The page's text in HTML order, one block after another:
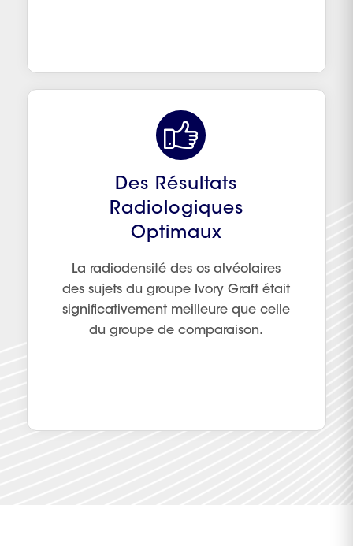
Des Résultats
Radiologiques
Optimaux
La radiodensité des os alvéolaires
des sujets du groupe Ivory Graft était
significativement meilleure que celle
du groupe de comparaison.